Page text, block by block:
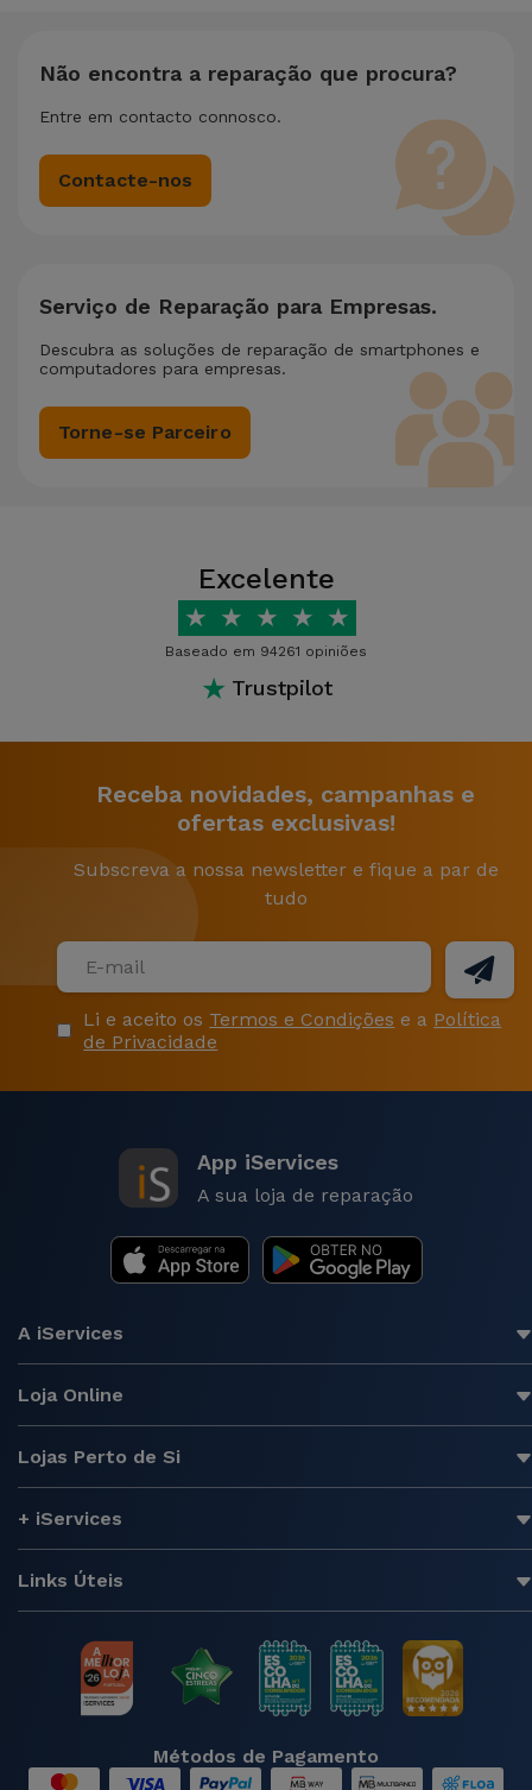
Não encontra a reparação que procura?
Entre em contacto connosco.
Contacte-nos
Serviço de Reparação para Empresas.
Descubra as soluções de reparação de smartphones e
computadores para empresas.
Torne-se Parceiro
Excelente
★ ★ ★ ★ ★
Baseado em 94261 opiniões
★ Trustpilot
Receba novidades, campanhas e
ofertas exclusivas!
Subscreva a nossa newsletter e fique a par de
tudo
Li e aceito os Termos e Condições e a Política
de Privacidade
App iServices
A sua loja de reparação
A iServices
Loja Online
Lojas Perto de Si
+ iServices
Links Úteis
Métodos de Pagamento